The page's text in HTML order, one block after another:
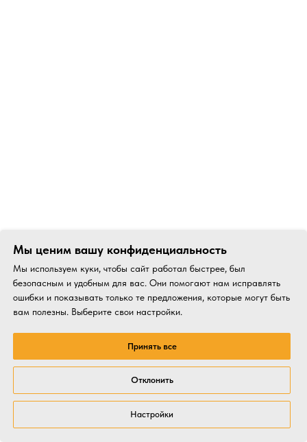
Мы ценим вашу конфиденциальность
Мы используем куки, чтобы сайт работал быстрее, был
безопасным и удобным для вас. Они помогают нам исправлять
ошибки и показывать только те предложения, которые могут быть
вам полезны. Выберите свои настройки.
Принять все
Отклонить
Настройки